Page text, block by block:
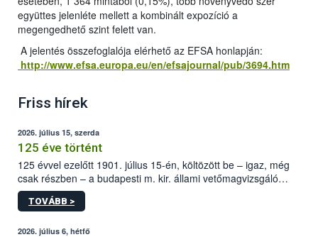
együttes jelenléte mellett a kombinált expozíció a
megengedhető szint felett van.
A jelentés összefoglalója elérhető az EFSA honlapján:
http://www.efsa.europa.eu/en/efsajournal/pub/3694.htm
Friss hírek
2026. július 15, szerda
125 éve történt
125 évvel ezelőtt 1901. július 15-én, költözött be – igaz, még
csak részben – a budapesti m. kir. állami vetőmagvizsgáló
állomás a Kis Rókus utca 15. szám alatti, Czigler Győző által
tervezett új épületébe.
TOVÁBB >
2026. július 6, hétfő